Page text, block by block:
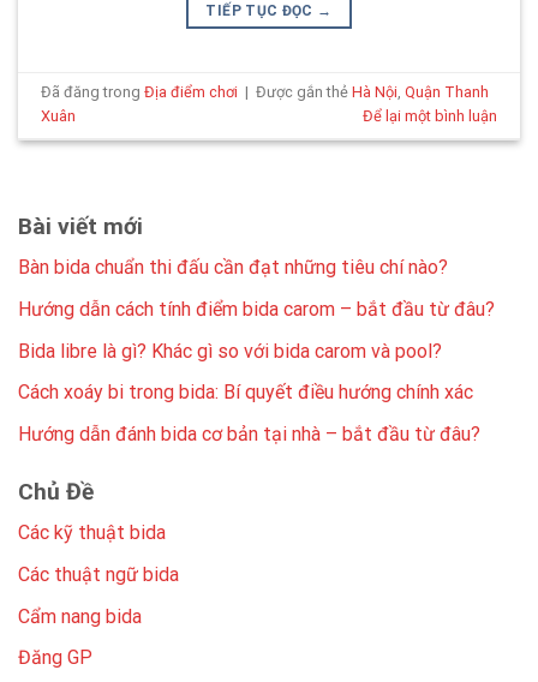
TIẾP TỤC ĐỌC →
Đã đăng trongĐịa điểm chơi | Được gắn thẻHà Nội,Quận Thanh
Xuân
Để lại một bình luận
Bài viết mới
Bàn bida chuẩn thi đấu cần đạt những tiêu chí nào?
Hướng dẫn cách tính điểm bida carom – bắt đầu từ đâu?
Bida libre là gì? Khác gì so với bida carom và pool?
Cách xoáy bi trong bida: Bí quyết điều hướng chính xác
Hướng dẫn đánh bida cơ bản tại nhà – bắt đầu từ đâu?
Chủ Đề
Các kỹ thuật bida
Các thuật ngữ bida
Cẩm nang bida
Đăng GP